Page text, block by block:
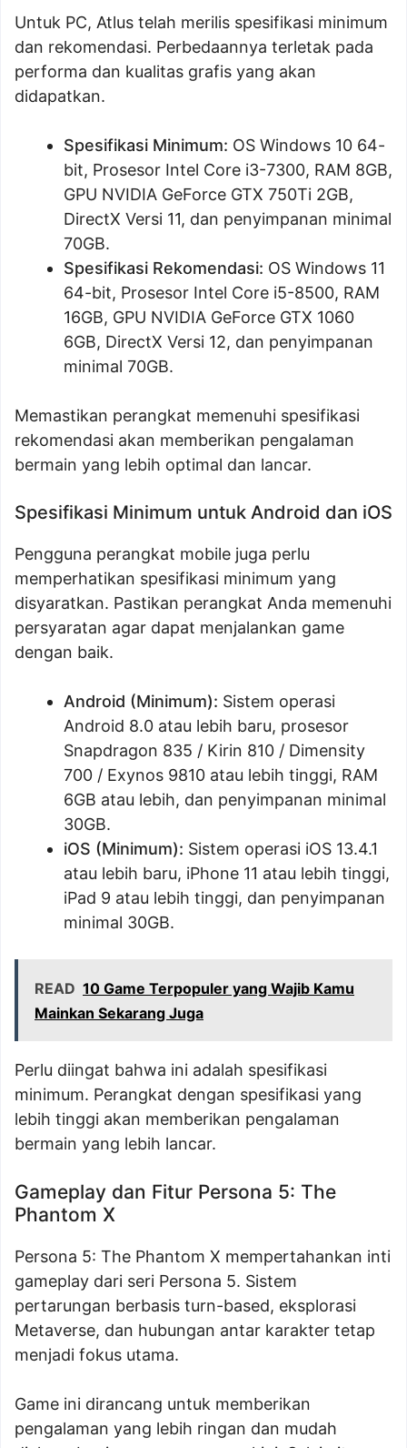
Untuk PC, Atlus telah merilis spesifikasi minimum
dan rekomendasi. Perbedaannya terletak pada
performa dan kualitas grafis yang akan
didapatkan.
Spesifikasi Minimum: OS Windows 10 64-
bit, Prosesor Intel Core i3-7300, RAM 8GB,
GPU NVIDIA GeForce GTX 750Ti 2GB,
DirectX Versi 11, dan penyimpanan minimal
70GB.
Spesifikasi Rekomendasi: OS Windows 11
64-bit, Prosesor Intel Core i5-8500, RAM
16GB, GPU NVIDIA GeForce GTX 1060
6GB, DirectX Versi 12, dan penyimpanan
minimal 70GB.
Memastikan perangkat memenuhi spesifikasi
rekomendasi akan memberikan pengalaman
bermain yang lebih optimal dan lancar.
Spesifikasi Minimum untuk Android dan iOS
Pengguna perangkat mobile juga perlu
memperhatikan spesifikasi minimum yang
disyaratkan. Pastikan perangkat Anda memenuhi
persyaratan agar dapat menjalankan game
dengan baik.
Android (Minimum): Sistem operasi
Android 8.0 atau lebih baru, prosesor
Snapdragon 835 / Kirin 810 / Dimensity
700 / Exynos 9810 atau lebih tinggi, RAM
6GB atau lebih, dan penyimpanan minimal
30GB.
iOS (Minimum): Sistem operasi iOS 13.4.1
atau lebih baru, iPhone 11 atau lebih tinggi,
iPad 9 atau lebih tinggi, dan penyimpanan
minimal 30GB.
READ 10 Game Terpopuler yang Wajib Kamu
Mainkan Sekarang Juga
Perlu diingat bahwa ini adalah spesifikasi
minimum. Perangkat dengan spesifikasi yang
lebih tinggi akan memberikan pengalaman
bermain yang lebih lancar.
Gameplay dan Fitur Persona 5: The
Phantom X
Persona 5: The Phantom X mempertahankan inti
gameplay dari seri Persona 5. Sistem
pertarungan berbasis turn-based, eksplorasi
Metaverse, dan hubungan antar karakter tetap
menjadi fokus utama.
Game ini dirancang untuk memberikan
pengalaman yang lebih ringan dan mudah